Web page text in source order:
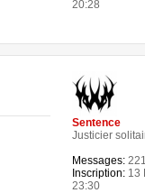
20:28
Sentence
Justicier
Messages:221
Inscription:13
23:30